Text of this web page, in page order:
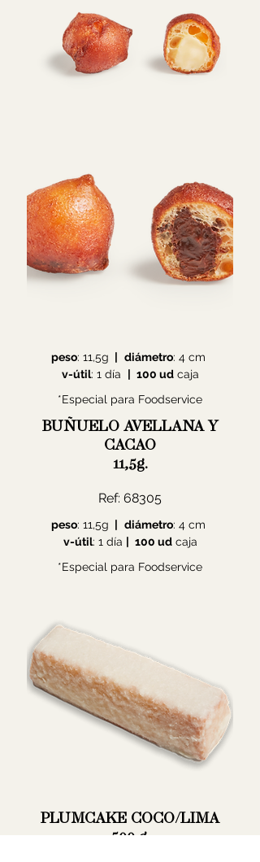
peso: 11,5g | diámetro: 4 cm
v-útil: 1 día | 100 udcaja
*Especial para Foodservice
BUÑUELO AVELLANA Y
CACAO
11,5g.
Ref: 68305
peso: 11,5g | diámetro: 4 cm
v-útil: 1 día | 100 udcaja
*Especial para Foodservice
PLUMCAKE COCO/LIMA
500 g.